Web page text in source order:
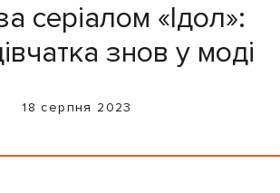
серіалом «Ідол»:
знов у моді
18 серпня 2023